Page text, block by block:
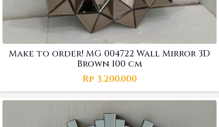
Make to order! MG 004722 Wall Mirror 3D
Brown 100 cm
Rp 3.200.000